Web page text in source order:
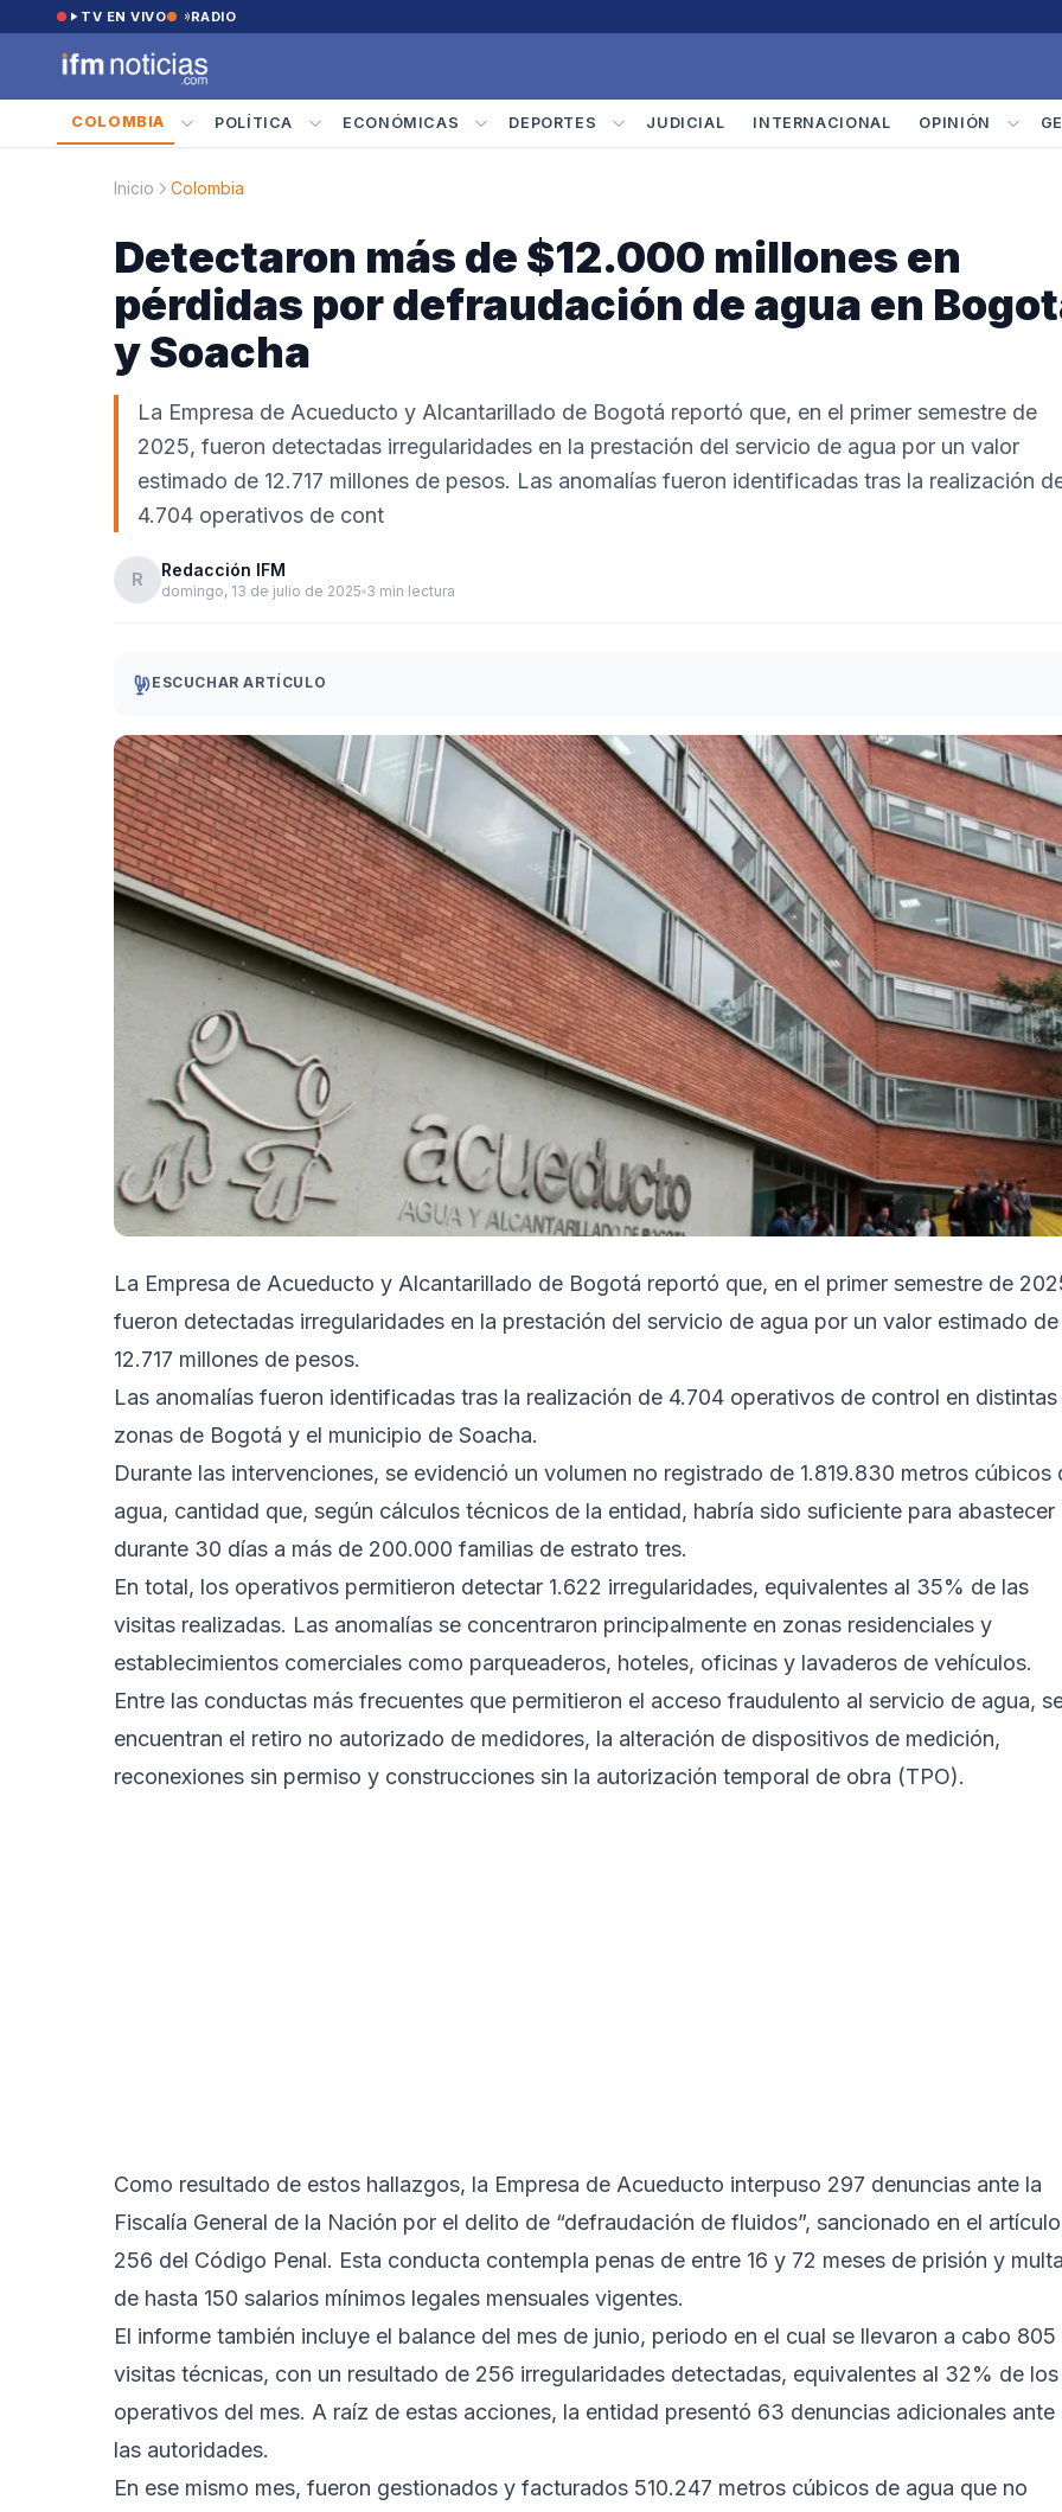
Saltar al contenido
TV EN VIVO RADIO
COLOMBIA POLÍTICA ECONÓMICAS DEPORTES JUDICIAL INTERNACIONAL OPINIÓN
Inicio Colombia
Detectaron más de $12.000 millones en
pérdidas por defraudación de agua en
y Soacha
La Empresa de Acueducto y Alcantarillado de Bogotá reportó que, en el primer semestre de
2025, fueron detectadas irregularidades en la prestación del servicio de agua por un valor
estimado de 12.717 millones de pesos. Las anomalías fueron identificadas tras la realización
4.704 operativos de cont
R Redacción IFM
domingo, 13 de julio de 2025 3 min lectura
ESCUCHAR ARTÍCULO
La Empresa de Acueducto y Alcantarillado de Bogotá reportó que, en el primer semestre de
fueron detectadas irregularidades en la prestación del servicio de agua por un valor estimado de
12.717 millones de pesos.
Las anomalías fueron identificadas tras la realización de 4.704 operativos de control en distintas
zonas de Bogotá y el municipio de Soacha.
Durante las intervenciones, se evidenció un volumen no registrado de 1.819.830 metros cúbicos
agua, cantidad que, según cálculos técnicos de la entidad, habría sido suficiente para abastecer
durante 30 días a más de 200.000 familias de estrato tres.
En total, los operativos permitieron detectar 1.622 irregularidades, equivalentes al 35% de las
visitas realizadas. Las anomalías se concentraron principalmente en zonas residenciales y
establecimientos comerciales como parqueaderos, hoteles, oficinas y lavaderos de vehículos.
Entre las conductas más frecuentes que permitieron el acceso fraudulento al servicio de agua,
encuentran el retiro no autorizado de medidores, la alteración de dispositivos de medición,
reconexiones sin permiso y construcciones sin la autorización temporal de obra (TPO).
Como resultado de estos hallazgos, la Empresa de Acueducto interpuso 297 denuncias ante la
Fiscalía General de la Nación por el delito de “defraudación de fluidos”, sancionado en el artículo
256 del Código Penal. Esta conducta contempla penas de entre 16 y 72 meses de prisión y
de hasta 150 salarios mínimos legales mensuales vigentes.
El informe también incluye el balance del mes de junio, periodo en el cual se llevaron a cabo 805
visitas técnicas, con un resultado de 256 irregularidades detectadas, equivalentes al 32% de los
operativos del mes. A raíz de estas acciones, la entidad presentó 63 denuncias adicionales ante
las autoridades.
En ese mismo mes, fueron gestionados y facturados 510.247 metros cúbicos de agua que no